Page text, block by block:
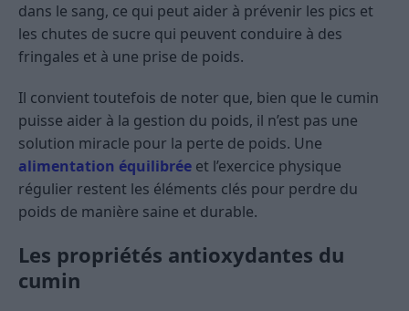
dans le sang, ce qui peut aider à prévenir les pics et
les chutes de sucre qui peuvent conduire à des
fringales et à une prise de poids.
Il convient toutefois de noter que, bien que le cumin
puisse aider à la gestion du poids, il n’est pas une
solution miracle pour la perte de poids. Une
alimentation équilibrée et l’exercice physique
régulier restent les éléments clés pour perdre du
poids de manière saine et durable.
Les propriétés antioxydantes du
cumin